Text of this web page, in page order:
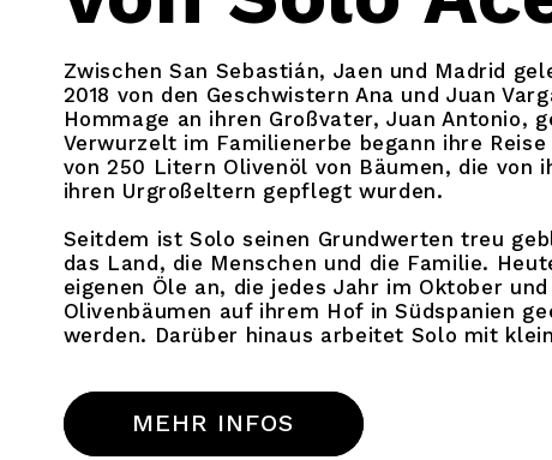
Zwischen San Sebastián, Jaen und Madrid
2018 von den Geschwistern Ana und Juan
Hommage an ihren Großvater, Juan Antonio,
Verwurzelt im Familienerbe begann ihre
von 250 Litern Olivenöl von Bäumen, die von
ihren Urgroßeltern gepflegt wurden.
Seitdem ist Solo seinen Grundwerten treu
das Land, die Menschen und die Familie.
eigenen Öle an, die jedes Jahr im Oktober
Olivenbäumen auf ihrem Hof in Südspanien
werden. Darüber hinaus arbeitet Solo mit
MEHR INFOS